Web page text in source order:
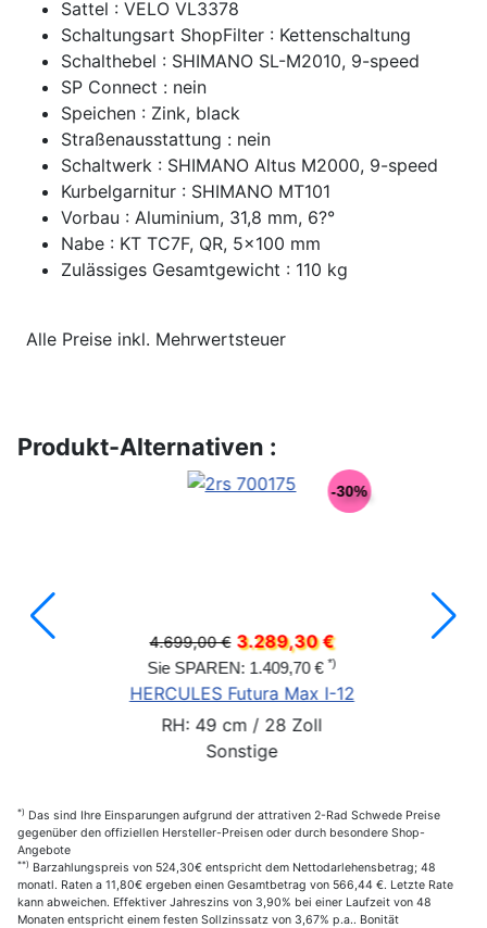
Sattel : VELO VL3378
Schaltungsart ShopFilter : Kettenschaltung
Schalthebel : SHIMANO SL-M2010, 9-speed
SP Connect : nein
Speichen : Zink, black
Straßenausstattung : nein
Schaltwerk : SHIMANO Altus M2000, 9-speed
Kurbelgarnitur : SHIMANO MT101
Vorbau : Aluminium, 31,8 mm, 6?°
Nabe : KT TC7F, QR, 5x100 mm
Zulässiges Gesamtgewicht : 110 kg
Alle Preise inkl. Mehrwertsteuer
Produkt-Alternativen :
-30%
4.699,00 € 3.289,30 €
Sie SPAREN: 1.409,70 €*)
HERCULES Futura Max I-12
RH: 49 cm / 28 Zoll
*) Das sind Ihre Einsparungen aufgrund der attrativen 2-Rad Schwede Preise
gegenüber den offiziellen Hersteller-Preisen oder durch besondere Shop-
Angebote
**) Barzahlungspreis von 524,30€ entspricht dem Nettodarlehensbetrag; 48
monatl. Raten a 11,80€ ergeben einen Gesamtbetrag von 566,44 €. Letzte Rate
kann abweichen. Effektiver Jahreszins von 3,90% bei einer Laufzeit von 48
Monaten entspricht einem festen Sollzinssatz von 3,67% p.a.. Bonität